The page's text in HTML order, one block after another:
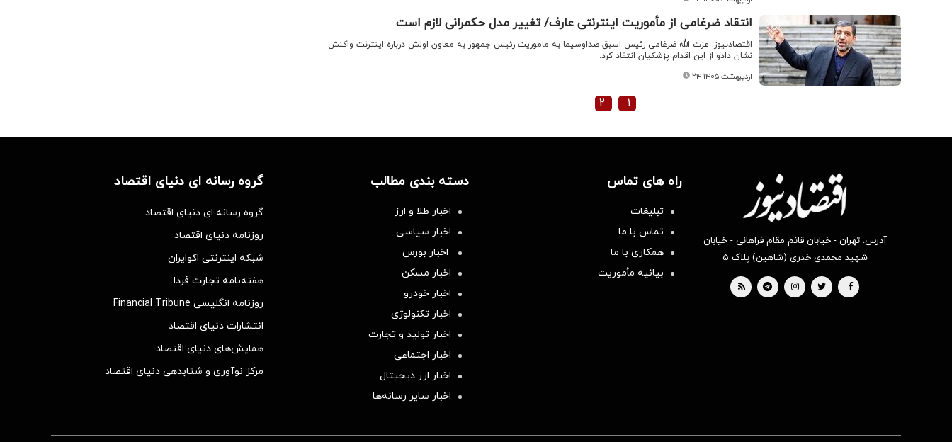
انتقاد ضرغامی از مأموریت اینترنتی عارف/ تغییر مدل حکمرانی لازم است
اقتصادنیوز: عزت الله ضرغامی رئیس اسبق صداوسیما به ماموریت رئیس جمهور به معاون اولش درباره اینترنت واکنش
نشان دادو از این اقدام پزشکیان انتقاد کرد.
۲۴ اردیبهشت ۱۴۰۵
۱ ۲
آدرس: تهران - خیابان قائم مقام فراهانی - خیابان
شهید محمدی خدری (شاهین) پلاک ۵
راه های تماس
تبلیغات
تماس با ما
همکاری با ما
بیانیه مأموریت
دسته بندی مطالب
اخبار طلا و ارز
اخبار سیاسی
اخبار بورس
اخبار مسکن
اخبار خودرو
اخبار تکنولوژی
اخبار تولید و تجارت
اخبار اجتماعی
اخبار ارز دیجیتال
اخبار سایر رسانه‌‌ها
گروه رسانه ای دنیای اقتصاد
گروه رسانه ای دنیای اقتصاد
روزنامه دنیای اقتصاد
شبکه اینترنتی اکوایران
هفته‌نامه تجارت فردا
روزنامه انگلیسی Financial Tribune
انتشارات دنیای اقتصاد
همایش‌های دنیای اقتصاد
مرکز نوآوری و شتابدهی دنیای اقتصاد